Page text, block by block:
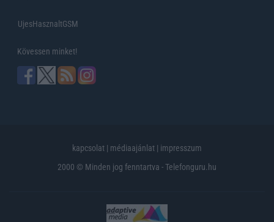
UjesHasznaltGSM
Kövessen minket!
kapcsolat | médiaajánlat | impresszum
2000 © Minden jog fenntartva - Telefonguru.hu